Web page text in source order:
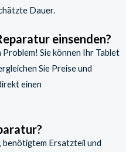
Dauer.
einsenden?
Sie können Ihr Tablet
Sie Preise und
einen
Ersatzteil und